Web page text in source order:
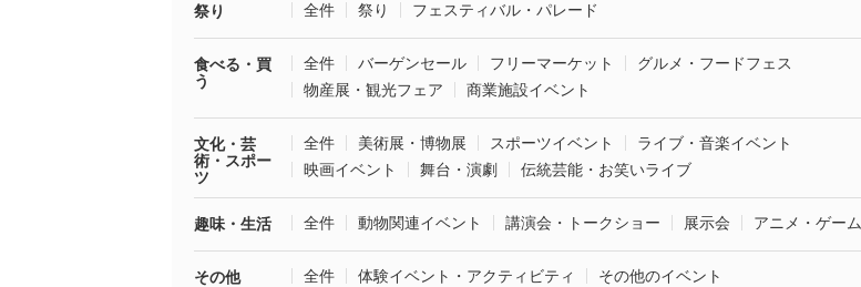
祭り 全件 祭り フェスティバル・パレード
食べる・買
う
全件 バーゲンセール フリーマーケット
グルメ・フードフェス
物産展・観光フェア
商業施設イベント
文化・芸
術・スポー
ツ
全件 美術展・博物展 スポーツイベント
ライブ・音楽イベント
映画イベント
舞台・演劇 伝統芸能・お笑いライブ
趣味・生活 全件 動物関連イベント 講演会・トークショー 展示会 アニメ・ゲーム
その他 全件 体験イベント・アクティビティ その他のイベント